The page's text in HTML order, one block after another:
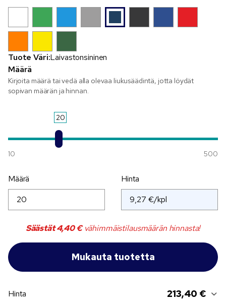
Tuote Väri:Laivastonsininen
Määrä
Kirjoita määrä tai vedä alla olevaa liukusäädintä, jotta löydät
sopivan määrän ja hinnan.
20
10 500
Määrä Hinta
Säästät4,40 €vähimmäistilausmäärän hinnasta!
Hinta 213,40 €